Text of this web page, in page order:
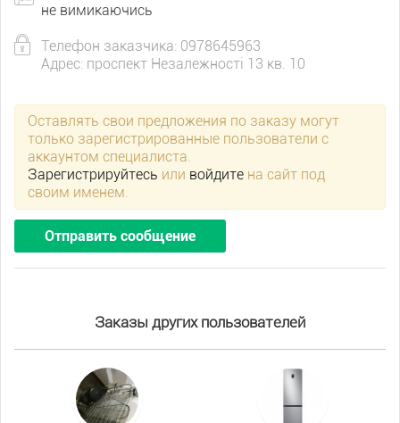
не вимикаючись
Телефон заказчика: 0978645963
Адрес: проспект Незалежності 13 кв. 10
Оставлять свои предложения по заказу могут
только зарегистрированные пользователи с
аккаунтом специалиста.
Зарегистрируйтесь или войдите на сайт под
своим именем.
Отправить сообщение
Заказы других пользователей